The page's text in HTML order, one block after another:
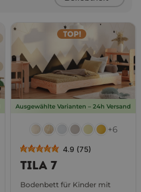
Ausgewählte Varianten – 24h Versand
+6
4.9 (75)
TILA 7
Bodenbett für Kinder mit